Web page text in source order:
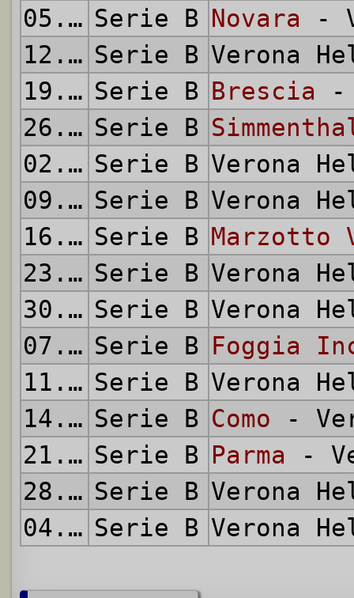
05.03.1961 Serie B Novara -
12.03.1961 Serie B Verona
19.03.1961 Serie B Brescia -
26.03.1961 Serie B
02.04.1961 Serie B Verona
09.04.1961 Serie B Verona
16.04.1961 Serie B Marzotto
23.04.1961 Serie B Verona
30.04.1961 Serie B Verona
07.05.1961 Serie B Foggia
11.05.1961 Serie B Verona
14.05.1961 Serie B Como -
21.05.1961 Serie B Parma -
28.05.1961 Serie B Verona
04.06.1961 Serie B Verona